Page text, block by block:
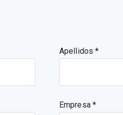
Apellidos
Empresa